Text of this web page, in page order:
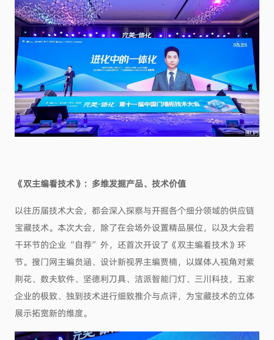
《双主编看技术》： 多维发掘产品、技术价值
以往历届技术大会，都会深入探察与开掘各个细分领域的供应链
宝藏技术。本次大会，除了在会场外设置精品展位，以及大会若
干环节的企业“自荐”外，还首次开设了《双主编看技术》环
节。搜门网主编贠涵、设计新视界主编贾楠，以媒体人视角对紫
荆花、数夫软件、坚德利刀具、洁派智能门灯、三川科技，五家
企业的极致、独到技术进行细致推介与点评，为宝藏技术的立体
展示拓宽新的维度。